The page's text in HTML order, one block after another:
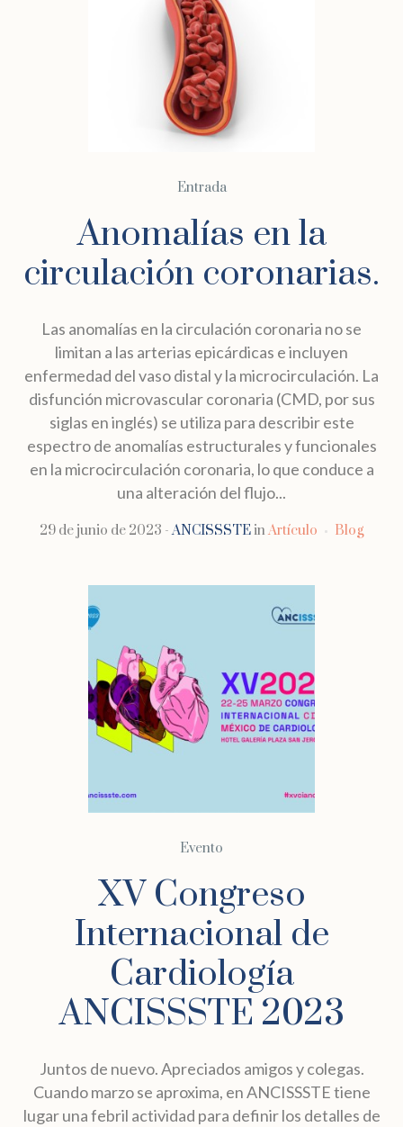
Entrada
Anomalías en la
circulación coronarias.
Las anomalías en la circulación coronaria no se
limitan a las arterias epicárdicas e incluyen
enfermedad del vaso distal y la microcirculación. La
disfunción microvascular coronaria (CMD, por sus
siglas en inglés) se utiliza para describir este
espectro de anomalías estructurales y funcionales
en la microcirculación coronaria, lo que conduce a
una alteración del flujo...
29 de junio de 2023 ANCISSSTEin Artículo Blog
Evento
XV Congreso
Internacional de
Cardiología
ANCISSSTE 2023
Juntos de nuevo. Apreciados amigos y colegas.
Cuando marzo se aproxima, en ANCISSSTE tiene
lugar una febril actividad para definir los detalles de